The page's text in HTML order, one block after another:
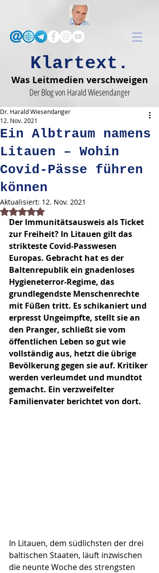
Klartext.
Was Leitmedien verschweigen
Der Blog von Harald Wiesendanger
Ein Albtraum namens
Litauen – Wohin
Covid-Pässe führen
können
Dr. Harald Wiesendanger
12. Nov. 2021
Aktualisiert: 12. Nov. 2021
Mit NaN von 5 Sternen bewertet.
Der Immunitätsausweis als Ticket
zur Freiheit? In Litauen gilt das
strikteste Covid-Passwesen
Europas. Gebracht hat es der
Baltenrepublik ein gnadenloses
Hygieneterror-Regime, das
grundlegendste Menschenrechte
mit Füßen tritt. Es schikaniert und
erpresst Ungeimpfte, stellt sie an
den Pranger, schließt sie vom
öffentlichen Leben so gut wie
vollständig aus, hetzt die übrige
Bevölkerung gegen sie auf. Kritiker
werden verleumdet und mundtot
gemacht. Ein verzweifelter
Familienvater berichtet von dort.
In Litauen, dem südlichsten der drei
baltischen Staaten, läuft inzwischen
die neunte Woche des strengsten